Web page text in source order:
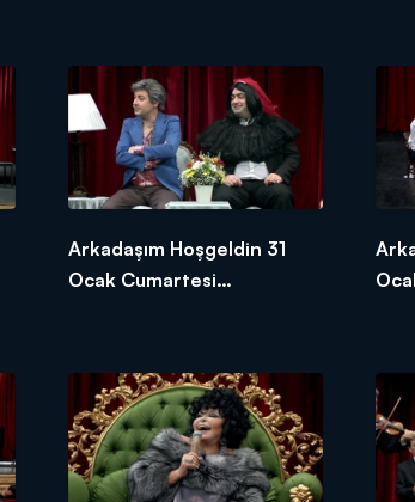
Arkadaşım Hoşgeldin 31
Ocak Cumartesi